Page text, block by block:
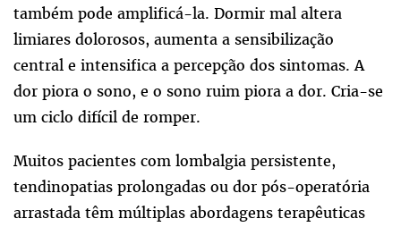
também pode amplificá-la. Dormir mal altera
limiares dolorosos, aumenta a sensibilização
central e intensifica a percepção dos sintomas. A
dor piora o sono, e o sono ruim piora a dor. Cria-se
um ciclo difícil de romper.
Muitos pacientes com lombalgia persistente,
tendinopatias prolongadas ou dor pós-operatória
arrastada têm múltiplas abordagens terapêuticas